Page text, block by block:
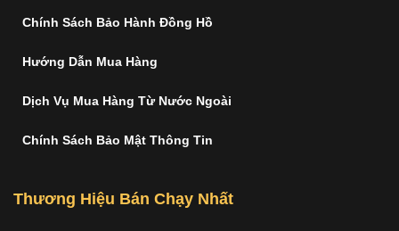
Chính Sách Bảo Hành Đồng Hồ
Hướng Dẫn Mua Hàng
Dịch Vụ Mua Hàng Từ Nước Ngoài
Chính Sách Bảo Mật Thông Tin
Thương Hiệu Bán Chạy Nhất